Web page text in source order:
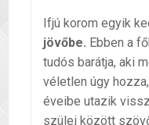
Ifjú korom egyik
jövőbe. Ebben a
tudós barátja, aki
véletlen úgy
éveibe utazik
szülei között